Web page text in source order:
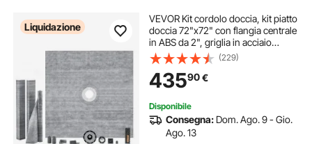
Liquidazione
VEVOR Kit cordolo doccia, kit piatto
doccia 72"x72" con flangia centrale
in ABS da 2", griglia in acciaio
inossidabile da 4", cordolo doccia
impermeabile, membrana e striscia,
bastoncini inclinati
(229)
43590€
Disponibile
Consegna: Dom. Ago. 9 - Gio.
Ago. 13